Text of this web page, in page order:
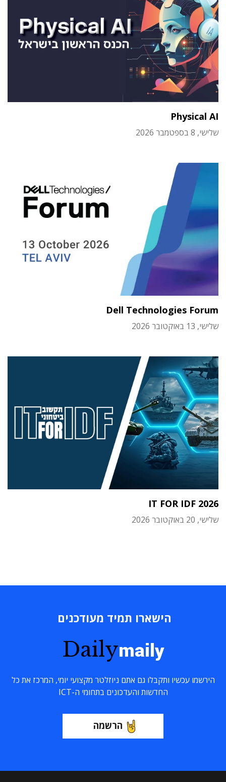
Physical AI
שלישי, 8 בספטמבר 2026
Dell Technologies Forum
שלישי, 13 באוקטובר 2026
IT FOR IDF 2026
שלישי, 20 באוקטובר 2026
הישארו תמיד מעודכנים
Dailymaily
הירשמו עכשיו ותקבלו גם אתם ניוזלטר מקצועי יומי, המרכז את כל
החדשות והעדכונים בתחומי ה-ICT
הרשמה